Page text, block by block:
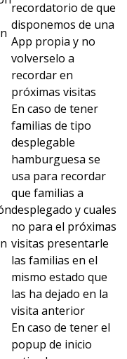
recordatorio de que
disponemos de una
App propia y no
volverselo a
recordar en
próximas visitas
En caso de tener
familias de tipo
desplegable
hamburguesa se
usa para recordar
que familias a
desplegado y cuales
no para el próximas
visitas presentarle
las familias en el
mismo estado que
las ha dejado en la
visita anterior
En caso de tener el
popup de inicio